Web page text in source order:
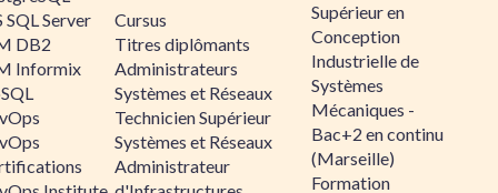
SQL Server
DB2
Informix
Cursus
Titres diplômants
Administrateurs
Systèmes et Réseaux
Technicien Supérieur
Systèmes et Réseaux
Administrateur
Supérieur en
Conception
Industrielle de
Systèmes
Mécaniques -
Bac+2 en continu
(Marseille)
Formation